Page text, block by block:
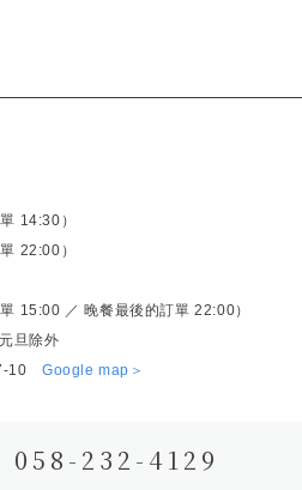
14:30）
22:00）
15:00 ／ 晚餐最後的訂單 22:00）
旦除外
7-10 Google map＞
058-232-4129